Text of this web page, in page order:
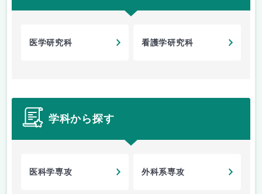
医学研究科 看護学研究科
学科から探す
医科学専攻 外科系専攻